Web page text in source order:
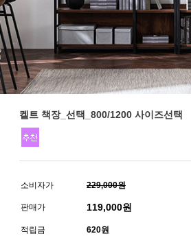
켈트 책장_선택_800/1200 사이즈선택
소비자가 229,000원
판매가 119,000원
적립금 620원